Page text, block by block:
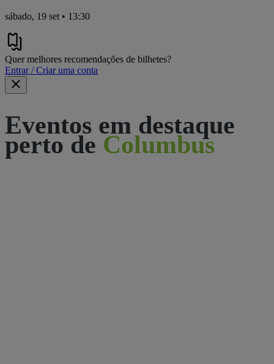
sábado, 19 set • 13:30
Quer melhores recomendações de bilhetes?
Entrar / Criar uma conta
Eventos em destaque
perto de Columbus